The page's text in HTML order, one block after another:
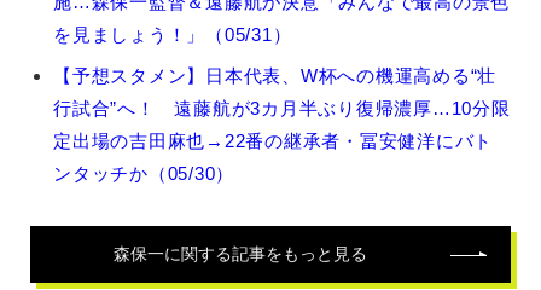
保
の
関
連
事
を見ましょう！」（05/31）
【予想スタメン】日本代表、W杯への機運高める“壮
行試合”へ！ 遠藤航が3カ月半ぶり復帰濃厚…10分限
定出場の吉田麻也→22番の継承者・冨安健洋にバト
ンタッチか（05/30）
森保一に関する記事をもっと見る